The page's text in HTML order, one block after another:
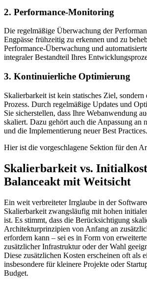
2. Performance-Monitoring
Die regelmäßige Überwachung der
Engpässe frühzeitig zu erkennen und zu
Performance-Überwachung und
integraler Bestandteil Ihres
3. Kontinuierliche Optimierung
Skalierbarkeit ist kein statisches Ziel,
Prozess. Durch regelmäßige Updates und
Sie sicherstellen, dass Ihre Webanwendung
skaliert. Dazu gehört auch die Anpassung an
und die Implementierung neuer Best Practices.
Hier ist die vorgeschlagene Sektion für den
Skalierbarkeit vs.
Balanceakt mit Weitsicht
Ein weit verbreiteter Irrglaube in der
Skalierbarkeit zwangsläufig mit hohen
ist. Es stimmt, dass die Berücksichtigung
Architekturprinzipien von Anfang an
erfordern kann – sei es in Form von
zusätzlicher Infrastruktur oder der Wahl
Diese zusätzlichen Kosten erscheinen oft als
insbesondere für kleinere Projekte oder
Budget.